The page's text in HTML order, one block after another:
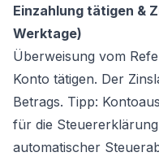
Einzahlung tätigen &
Werktage)
Überweisung vom
Konto tätigen. Der
Betrags. Tipp:
für die
automatischer